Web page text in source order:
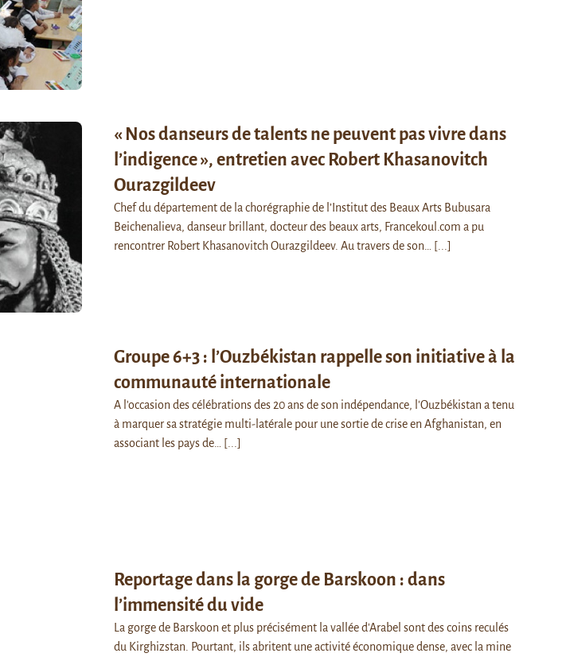
« Nos danseurs de talents ne peuvent pas vivre dans
l’indigence », entretien avec Robert Khasanovitch
Ourazgildeev
Chef du département de la chorégraphie de l’Institut des Beaux Arts Bubusara
Beichenalieva, danseur brillant, docteur des beaux arts, Francekoul.com a pu
rencontrer Robert Khasanovitch Ourazgildeev. Au travers de son…
[...]
Groupe 6+3 : l’Ouzbékistan rappelle son initiative à la
communauté internationale
A l'occasion des célébrations des 20 ans de son indépendance, l'Ouzbékistan a tenu
à marquer sa stratégie multi-latérale pour une sortie de crise en Afghanistan, en
associant les pays de…
[...]
Reportage dans la gorge de Barskoon : dans
l’immensité du vide
La gorge de Barskoon et plus précisément la vallée d'Arabel sont des coins reculés
du Kirghizstan. Pourtant, ils abritent une activité économique dense, avec la mine